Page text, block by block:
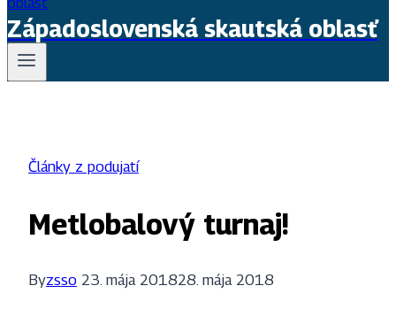
Západoslovenská skautská oblasť
Články z podujatí
Metlobalový turnaj!
Byzsso 23. mája 201828. mája 2018